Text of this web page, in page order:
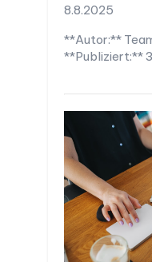
8.8.2025
**Autor:**
**Publiziert:**